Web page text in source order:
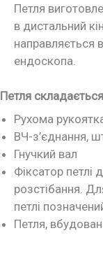
Петля
в дистальний
направляється
ендоскопа.
Петля
Рухома
ВЧ-з’єднання,
Гнучкий вал
Фіксатор петлі
розстібання.
петлі
Петля,